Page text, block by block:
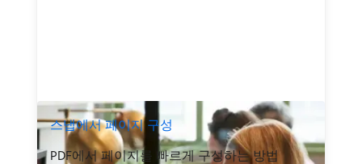
스냅에서 페이지 구성
PDF에서 페이지를 빠르게 구성하는 방법